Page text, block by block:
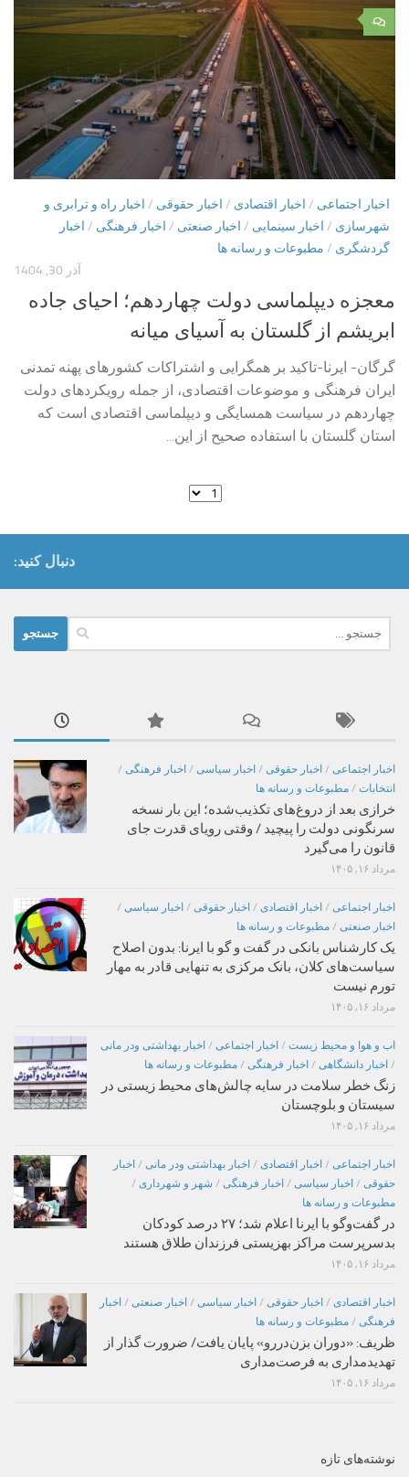
۰
اخبار اجتماعی / اخبار اقتصادی / اخبار حقوقی / اخبار راه و ترابری و
شهرسازی / اخبار سینمایی / اخبار صنعتی / اخبار فرهنگی / اخبار
گردشگری / مطبوعات و رسانه ها
آذر 30, 1404
معجزه دیپلماسی دولت چهاردهم؛ احیای جاده
ابریشم از گلستان به آسیای میانه
گرگان- ایرنا-تاکید بر همگرایی و اشتراکات کشورهای پهنه تمدنی
ایران فرهنگی و موضوعات اقتصادی، از جمله رویکردهای دولت
چهاردهم در سیاست همسایگی و دیپلماسی اقتصادی است که
استان گلستان با استفاده صحیح از این...
دنبال کنید:
برای:
اخبار اجتماعی / اخبار حقوقی / اخبار سیاسی / اخبار فرهنگی /
انتخابات / مطبوعات و رسانه ها
خرازی بعد از دروغ‌های تکذیب‌شده؛ این بار نسخه
سرنگونی دولت را پیچید / وقتی رویای قدرت جای
قانون را می‌گیرد
مرداد ۱۶, ۱۴۰۵
اخبار اجتماعی / اخبار اقتصادی / اخبار حقوقی / اخبار سیاسی /
اخبار صنعتی / مطبوعات و رسانه ها
یک کارشناس بانکی در گفت و گو با ایرنا: بدون اصلاح
سیاست‌های کلان، بانک مرکزی به تنهایی قادر به مهار
تورم نیست
مرداد ۱۶, ۱۴۰۵
اب و هوا و محیط زیست / اخبار اجتماعی / اخبار بهداشتی ودر مانی
/ اخبار دانشگاهی / اخبار فرهنگی / مطبوعات و رسانه ها
زنگ خطر سلامت در سایه چالش‌های محیط زیستی در
سیستان و بلوچستان
مرداد ۱۶, ۱۴۰۵
اخبار اجتماعی / اخبار اقتصادی / اخبار بهداشتی ودر مانی / اخبار
حقوقی / اخبار سیاسی / اخبار فرهنگی / شهر و شهرداری /
مطبوعات و رسانه ها
در گفت‌وگو با ایرنا اعلام شد؛ ۲۷ درصد کودکان
بدسرپرست مراکز بهزیستی فرزندان طلاق هستند
مرداد ۱۶, ۱۴۰۵
اخبار اقتصادی / اخبار حقوقی / اخبار سیاسی / اخبار صنعتی / اخبار
فرهنگی / مطبوعات و رسانه ها
ظریف: «دوران بزن‌دررو» پایان یافت/ ضرورت گذار از
تهدیدمداری به فرصت‌مداری
مرداد ۱۶, ۱۴۰۵
نوشته‌های تازه